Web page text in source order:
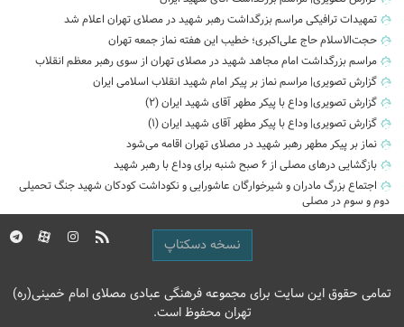
تمهیدات ترافیکی مراسم بزرگداشت رهبر شهید در مصلای تهران اعلام شد
حجت‌الاسلام حاج علی‌اکبری؛ خطیب این هفته نماز جمعه تهران
مراسم بزرگداشت امام مجاهد شهید در مصلای تهران از سوی رهبر معظم انقلاب
گزارش تصویری| مراسم نماز بر پیکر امام شهید انقلاب اسلامی ایران
گزارش تصویری| وداع با پیکر مطهر آقای شهید ایران (2)
گزارش تصویری| وداع با پیکر مطهر آقای شهید ایران (1)
نماز بر پیکر مطهر رهبر شهید در مصلای تهران اقامه می‌شود
بازگشایی درهای مصلی از ۶ صبح شنبه برای وداع با رهبر شهید
اجتماع بزرگ مادران و شیرخوارگان عاشورایی و نکوداشت کودکان شهید جنگ تحمیلی
دوم و سوم در مصلی
نسخه دسکتاپ
تمامی حقوق این سایت برای مجموعه فرهنگی عبادی مصلای امام خمینی(ره)
تهران محفوظ است.